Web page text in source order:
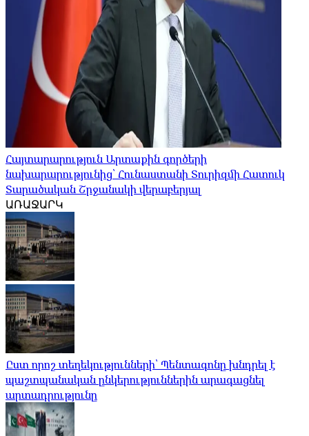
Հայտարարություն Արտաքին գործերի
նախարարությունից՝ Հունաստանի Տուրիզմի Հատուկ
Տարածական Շրջանակի վերաբերյալ
ԱՌԱՋԱՐԿ
Ըստ որոշ տեղեկությունների՝ Պենտագոնը խնդրել է
պաշտպանական ընկերություններին արագացնել
արտադրությունը